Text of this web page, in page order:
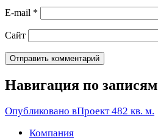
E-mail *
Сайт
Навигация по записям
Опубликовано вПроект 482 кв. м.
Компания